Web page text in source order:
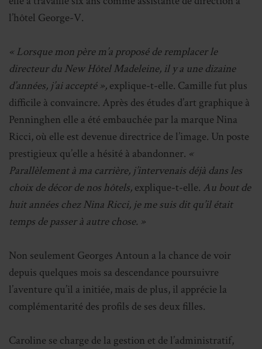
l’hôtel George-V.
« Lorsque mon père m’a proposé de remplacer le
directeur du New Hôtel Madeleine, il y a une dizaine
d’années, j’ai accepté », explique-t-elle. Camille fut plus
difficile à convaincre. Après des études d’art graphique à
Penninghen elle a été embauchée par la marque Nina
Ricci, où elle est devenue directrice de l’image. Un poste
prestigieux qu’elle a hésité à abandonner. «
Parallèlement à ma carrière, j’intervenais déjà dans les
choix de décor de nos hôtels, explique-t-elle. Au bout de
huit années chez Nina Ricci, je me suis dit qu’il était
temps de passer à autre chose. »
Non seulement Georges Antoun a la chance de voir
depuis quelques mois sa descendance poursuivre
l’aventure qu’il a initiée, mais de plus, il apprécie la
complémentarité des profils de ses deux filles.
Caroline se charge de la gestion et de l’administratif,